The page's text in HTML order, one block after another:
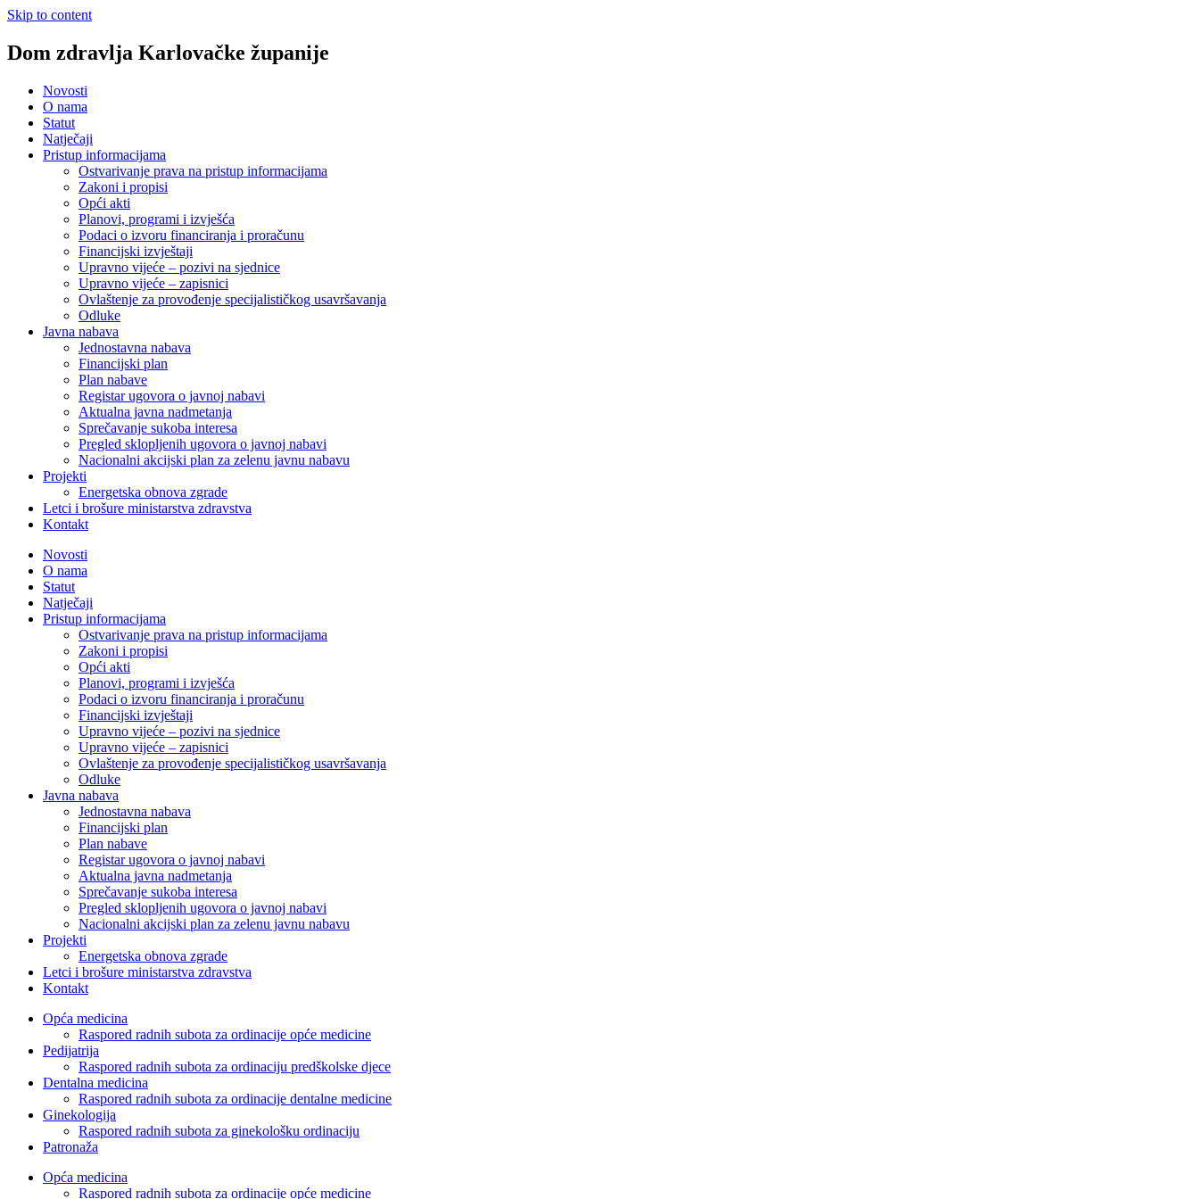
Skip to content
Dom zdravlja Karlovačke županije
Novosti
O nama
Statut
Natječaji
Pristup informacijama
Ostvarivanje prava na pristup informacijama
Zakoni i propisi
Opći akti
Planovi, programi i izvješća
Podaci o izvoru financiranja i proračunu
Financijski izvještaji
Upravno vijeće – pozivi na sjednice
Upravno vijeće – zapisnici
Ovlaštenje za provođenje specijalističkog usavršavanja
Odluke
Javna nabava
Jednostavna nabava
Financijski plan
Plan nabave
Registar ugovora o javnoj nabavi
Aktualna javna nadmetanja
Sprečavanje sukoba interesa
Pregled sklopljenih ugovora o javnoj nabavi
Nacionalni akcijski plan za zelenu javnu nabavu
Projekti
Energetska obnova zgrade
Letci i brošure ministarstva zdravstva
Kontakt
Novosti
O nama
Statut
Natječaji
Pristup informacijama
Ostvarivanje prava na pristup informacijama
Zakoni i propisi
Opći akti
Planovi, programi i izvješća
Podaci o izvoru financiranja i proračunu
Financijski izvještaji
Upravno vijeće – pozivi na sjednice
Upravno vijeće – zapisnici
Ovlaštenje za provođenje specijalističkog usavršavanja
Odluke
Javna nabava
Jednostavna nabava
Financijski plan
Plan nabave
Registar ugovora o javnoj nabavi
Aktualna javna nadmetanja
Sprečavanje sukoba interesa
Pregled sklopljenih ugovora o javnoj nabavi
Nacionalni akcijski plan za zelenu javnu nabavu
Projekti
Energetska obnova zgrade
Letci i brošure ministarstva zdravstva
Kontakt
Opća medicina
Raspored radnih subota za ordinacije opće medicine
Pedijatrija
Raspored radnih subota za ordinaciju predškolske djece
Dentalna medicina
Raspored radnih subota za ordinacije dentalne medicine
Ginekologija
Raspored radnih subota za ginekološku ordinaciju
Patronaža
Opća medicina
Raspored radnih subota za ordinacije opće medicine